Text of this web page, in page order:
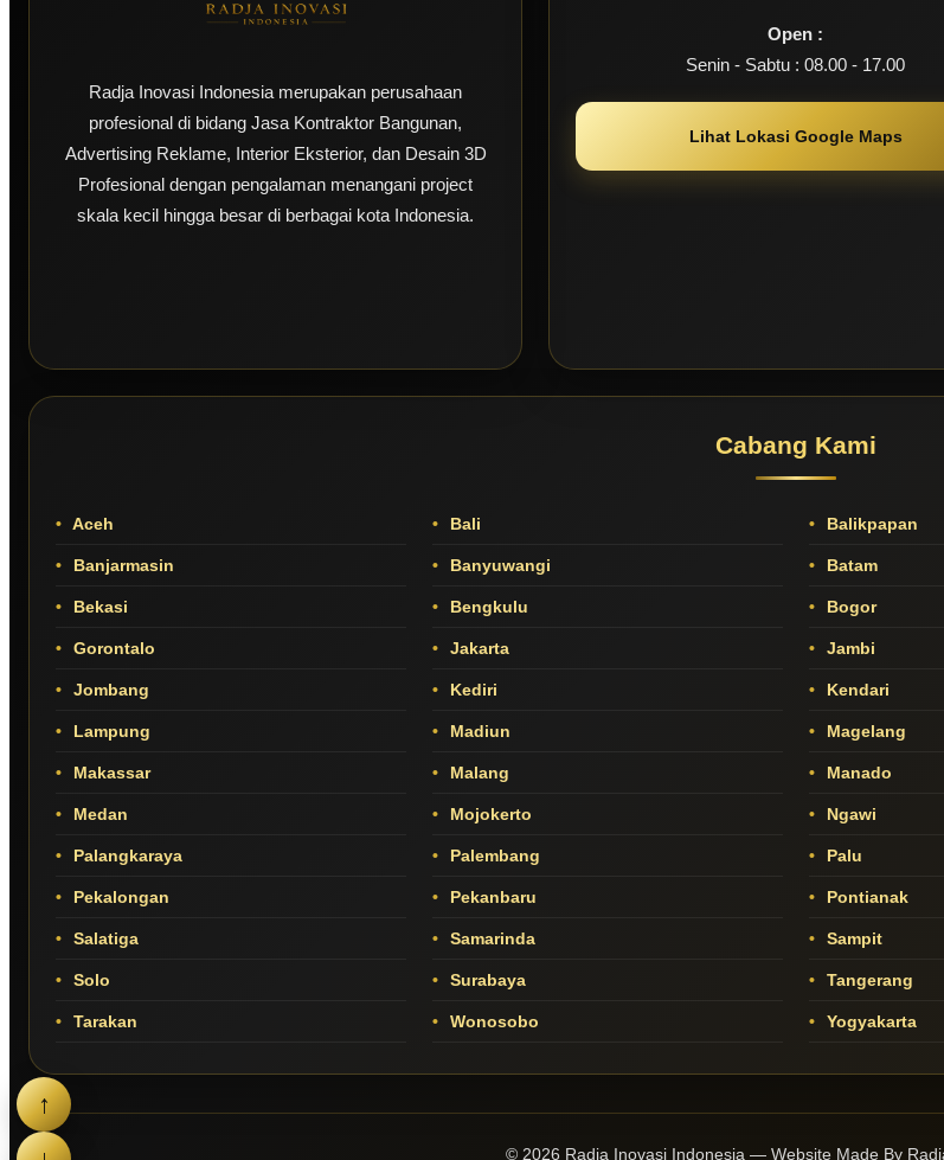
Radja Inovasi Indonesia merupakan perusahaan
profesional di bidang Jasa Kontraktor Bangunan,
Advertising Reklame, Interior Eksterior, dan Desain 3D
Profesional dengan pengalaman menangani project
skala kecil hingga besar di berbagai kota Indonesia.
Open :
Senin - Sabtu : 08.00 - 17.00
Lihat Lokasi Google Maps
Cabang Kami
Aceh Bali Balikpapan
Banjarmasin Banyuwangi Batam
Bekasi Bengkulu Bogor
Gorontalo Jakarta Jambi
Jombang Kediri Kendari
Lampung Madiun Magelang
Makassar Malang Manado
Medan Mojokerto Ngawi
Palangkaraya Palembang Palu
Pekalongan Pekanbaru Pontianak
Salatiga Samarinda Sampit
Solo Surabaya Tangerang
Tarakan Wonosobo Yogyakarta
© 2026 Radja Inovasi Indonesia — Website Made By
↑